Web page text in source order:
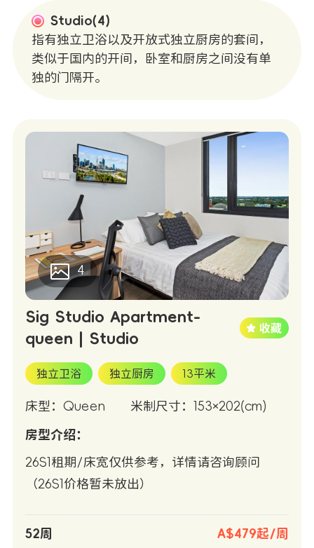
Studio(4)
指有独立卫浴以及开放式独立厨房的套间，
类似于国内的开间，卧室和厨房之间没有单
独的门隔开。
4
Sig Studio Apartment-
queen | Studio
独立卫浴 独立厨房 13平米
床型：Queen 米制尺寸：153×202(cm)
房型介绍：
26S1租期/床宽仅供参考，详情请咨询顾问
（26S1价格暂未放出）
52周 A$479起/周